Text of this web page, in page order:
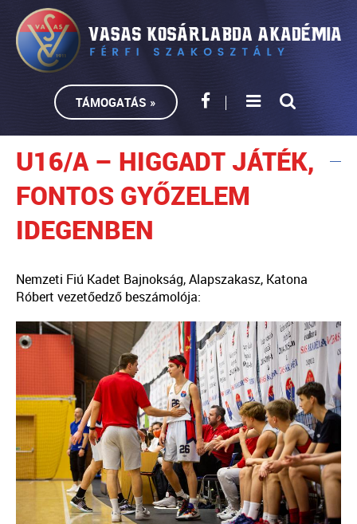
TÁMOGATÁS »
U16/A – HIGGADT JÁTÉK,
FONTOS GYŐZELEM
IDEGENBEN
Nemzeti Fiú Kadet Bajnokság, Alapszakasz, Katona
Róbert vezetőedző beszámolója: